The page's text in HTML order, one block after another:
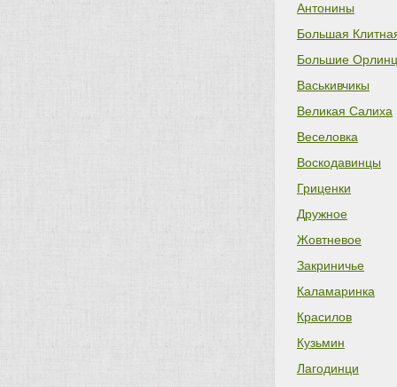
Антонины
Большая
Большие
Васькивчикы
Великая Салиха
Веселовка
Воскодавинцы
Гриценки
Дружное
Жовтневое
Закриничье
Каламаринка
Красилов
Кузьмин
Лагодинци